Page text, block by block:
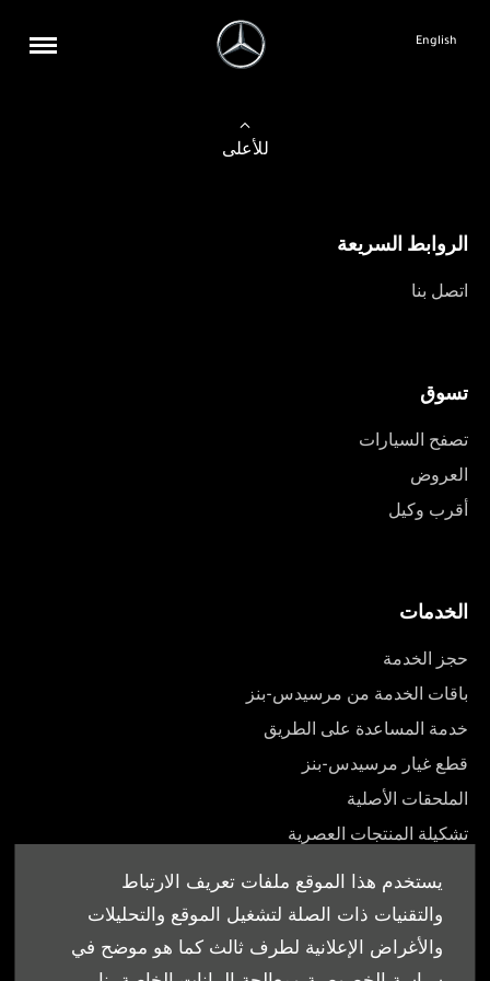
يستخدم هذا الموقع ملفات تعريف الارتباط
والتقنيات ذات الصلة لتشغيل الموقع والتحليلات
والأغراض الإعلانية لطرف ثالث كما هو موضح في
English
للأعلى
الروابط السريعة
اتصل بنا
تسوق
تصفح السيارات
العروض
أقرب وكيل
الخدمات
حجز الخدمة
باقات الخدمة من مرسيدس-بنز
خدمة المساعدة على الطريق
قطع غيار مرسيدس-بنز
الملحقات الأصلية
تشكيلة المنتجات العصرية